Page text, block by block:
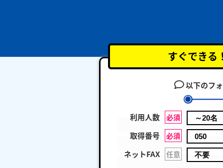
すぐできる
以下のフ
利用人数 必須
取得番号 必須
ネットFAX 任意